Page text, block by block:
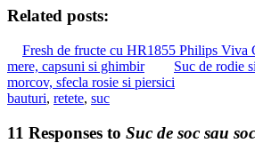
Related posts:
Fresh de fructe cu HR1855 Philips Viva
mere, capsuni si ghimbir
Suc de rodie
morcov, sfecla rosie si piersici
bauturi, retete, suc
11 Responses to Suc de soc sau